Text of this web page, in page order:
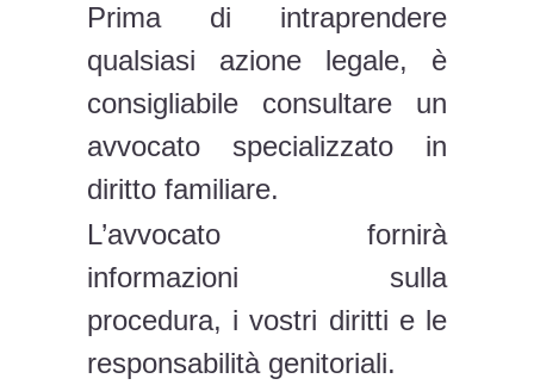
Prima di intraprendere
qualsiasi azione legale, è
consigliabile consultare un
avvocato specializzato in
diritto familiare.
L’avvocato fornirà
informazioni sulla
procedura, i vostri diritti e le
responsabilità genitoriali.